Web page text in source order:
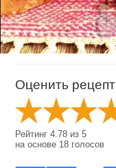
Оценить рецепт
Рейтинг4.78 из5
на основе 18 голосов